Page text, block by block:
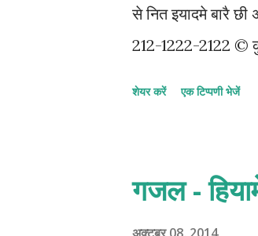
से नित इयादमे बारै
212-1222-2122 ©
शेयर करें एक टिप्पणी भेजें
गजल -